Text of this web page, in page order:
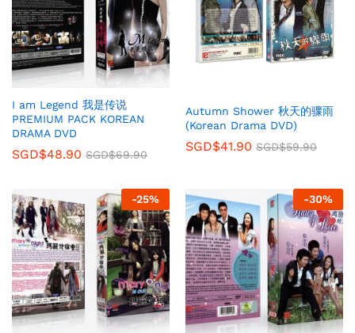
I am Legend 我是传说
PREMIUM PACK KOREAN
DRAMA DVD
SGD$48.90 SGD$69.90
Autumn Shower 秋天的骤雨
(Korean Drama DVD)
SGD$41.90 SGD$59.90
-25% -30%